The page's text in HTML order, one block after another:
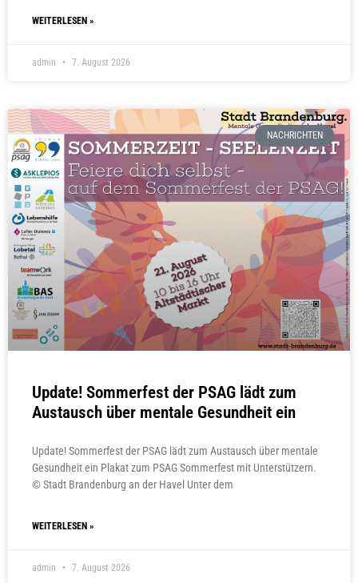
WEITERLESEN »
admin 7. August 2026
NACHRICHTEN
Update! Sommerfest der PSAG lädt zum
Austausch über mentale Gesundheit ein
Update! Sommerfest der PSAG lädt zum Austausch über mentale
Gesundheit ein Plakat zum PSAG Sommerfest mit Unterstützern.
© Stadt Brandenburg an der Havel Unter dem
WEITERLESEN »
admin 7. August 2026